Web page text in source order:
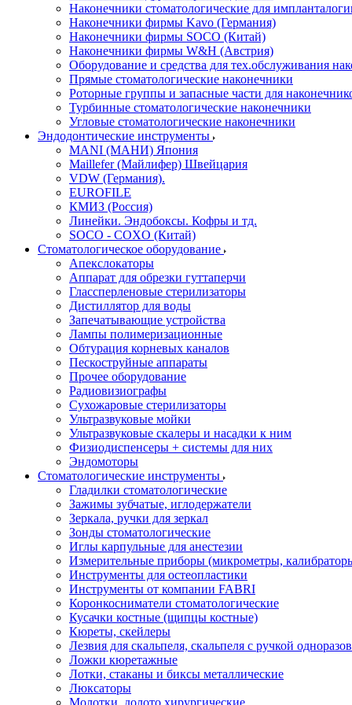
Наконечники стоматологические для
Наконечники фирмы Kavo (Германия)
Наконечники фирмы SOCO (Китай)
Наконечники фирмы W&H (Австрия)
Оборудование и средства для тех.обслуживания
Прямые стоматологические наконечники
Роторные группы и запасные части для
Турбинные стоматологические наконечники
Угловые стоматологические наконечники
Эндодонтические инструменты
MANI (МАНИ) Япония
Maillefer (Майлифер) Швейцария
VDW (Германия).
EUROFILE
КМИЗ (Россия)
Линейки. Эндобоксы. Кофры и тд.
SOCO - COXO (Китай)
Стоматологическое оборудование
Апекслокаторы
Аппарат для обрезки гуттаперчи
Глассперленовые стерилизаторы
Дистиллятор для воды
Запечатывающие устройства
Лампы полимеризационные
Обтурация корневых каналов
Пескоструйные аппараты
Прочее оборудование
Радиовизиографы
Сухожаровые стерилизаторы
Ультразвуковые мойки
Ультразвуковые скалеры и насадки к ним
Физиодиспенсеры + системы для них
Эндомоторы
Стоматологические инструменты
Гладилки стоматологические
Зажимы зубчатые, иглодержатели
Зеркала, ручки для зеркал
Зонды стоматологические
Иглы карпульные для анестезии
Измерительные приборы (микрометры,
Инструменты для остеопластики
Инструменты от компании FABRI
Коронкосниматели стоматологические
Кусачки костные (щипцы костные)
Кюреты, скейлеры
Лезвия для скальпеля, скальпеля с ручкой
Ложки кюретажные
Лотки, стаканы и биксы металлические
Люксаторы